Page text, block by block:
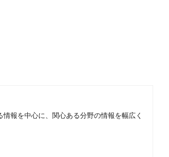
報を中心に、関心ある分野の情報を幅広く